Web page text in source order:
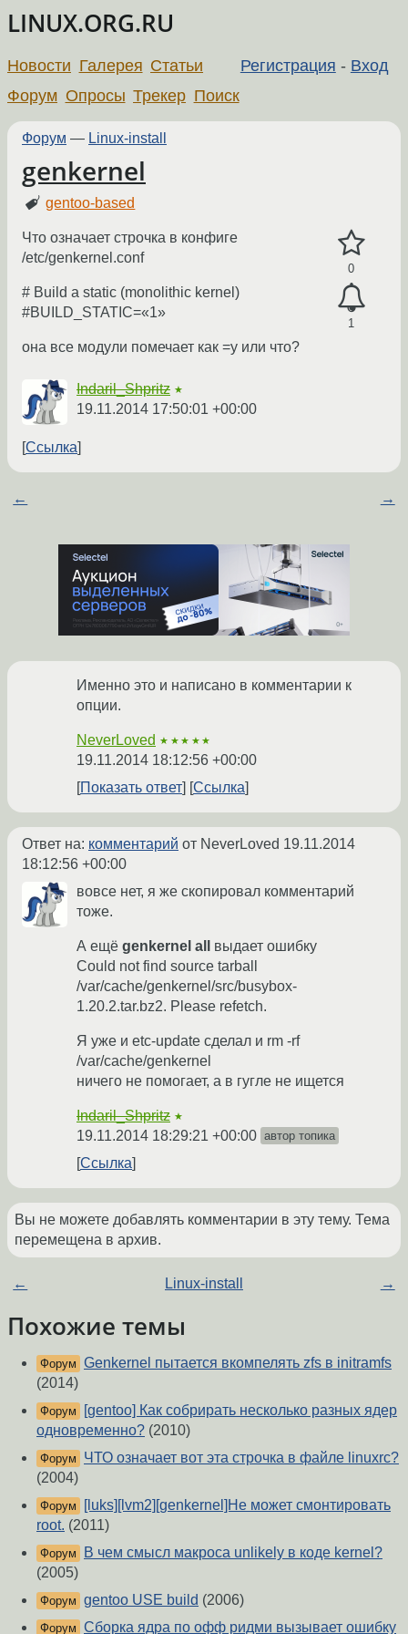
LINUX.ORG.RU
Регистрация - Вход
Новости Галерея Статьи
Форум Опросы Трекер Поиск
Форум — Linux-install
genkernel
gentoo-based
0
1
Что означает строчка в конфиге
/etc/genkernel.conf
# Build a static (monolithic kernel)
#BUILD_STATIC=«1»
она все модули помечает как =y или что?
Indaril_Shpritz ★
19.11.2014 17:50:01 +00:00
Ссылка
← →
Именно это и написано в комментарии к
опции.
NeverLoved ★★★★★
19.11.2014 18:12:56 +00:00
Показать ответ
Ссылка
Ответ на: комментарий от NeverLoved 19.11.2014
18:12:56 +00:00
вовсе нет, я же скопировал комментарий
тоже.
А ещё genkernel all
выдает ошибку
Could not find source tarball
/var/cache/genkernel/src/busybox-
1.20.2.tar.bz2. Please refetch.
Я уже и etc-update сделал и rm -rf
/var/cache/genkernel
ничего не помогает, а в гугле не ищется
Indaril_Shpritz ★
19.11.2014 18:29:21 +00:00 автор топика
Ссылка
Вы не можете добавлять комментарии в эту тему. Тема
перемещена в архив.
← Linux-install →
Похожие темы
Форум Genkernel пытается вкомпелять zfs в initramfs
(2014)
Форум
[gentoo] Как собрирать несколько разных ядер
одновременно? (2010)
Форум
ЧТО означает вот эта строчка в файле linuxrc?
(2004)
Форум
[luks][lvm2][genkernel]Не может смонтировать
root. (2011)
Форум
В чем смысл макроса unlikely в коде kernel?
(2005)
Форум gentoo USE build (2006)
Форум Сборка ядра по офф ридми вызывает ошибку